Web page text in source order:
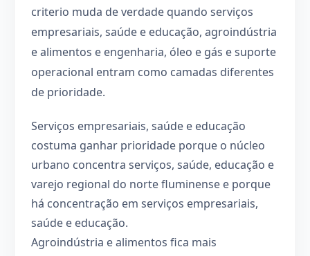
criterio muda de verdade quando serviços
empresariais, saúde e educação, agroindústria
e alimentos e engenharia, óleo e gás e suporte
operacional entram como camadas diferentes
de prioridade.
Serviços empresariais, saúde e educação
costuma ganhar prioridade porque o núcleo
urbano concentra serviços, saúde, educação e
varejo regional do norte fluminense e porque
há concentração em serviços empresariais,
saúde e educação.
Agroindústria e alimentos fica mais